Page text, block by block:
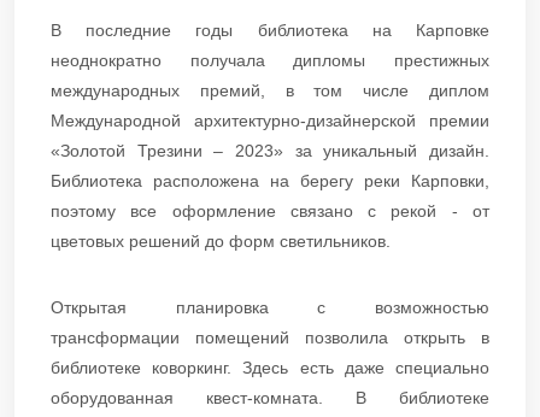
В последние годы библиотека на Карповке
неоднократно получала дипломы престижных
международных премий, в том числе диплом
Международной архитектурно-дизайнерской премии
«Золотой Трезини – 2023» за уникальный дизайн.
Библиотека расположена на берегу реки Карповки,
поэтому все оформление связано с рекой - от
цветовых решений до форм светильников.
Открытая планировка с возможностью
трансформации помещений позволила открыть в
библиотеке коворкинг. Здесь есть даже специально
оборудованная квест-комната. В библиотеке